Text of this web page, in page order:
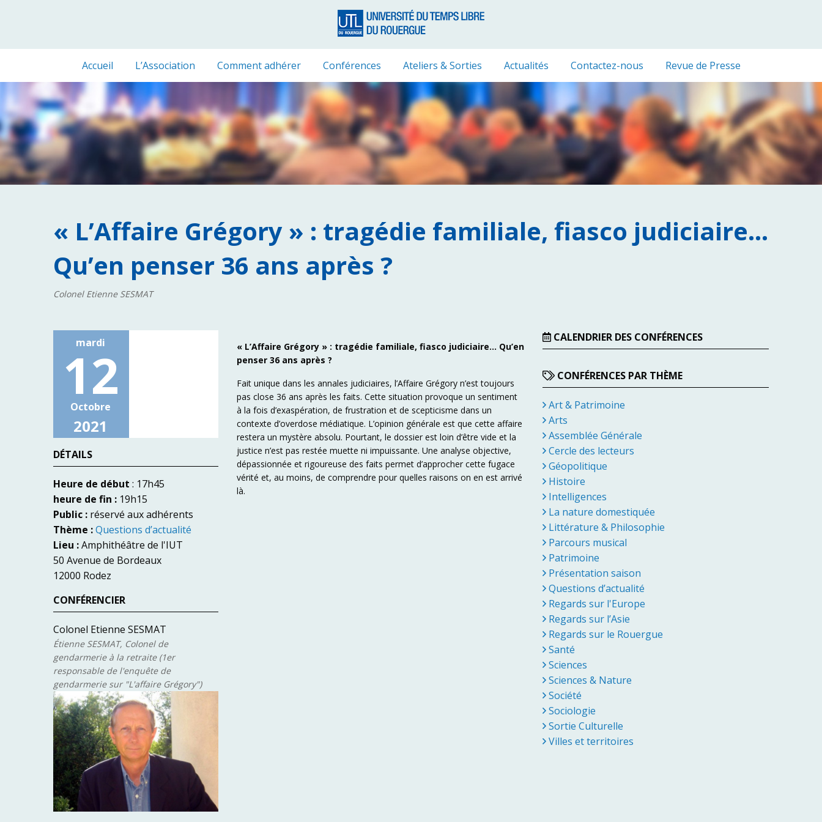
Accueil L’Association Comment adhérer Conférences Ateliers & Sorties Actualités Contactez-nous Revue de Presse
« L’Affaire Grégory » : tragédie familiale, fiasco judiciaire…
Qu’en penser 36 ans après ?
Colonel Etienne SESMAT
mardi
12
Octobre
2021
DÉTAILS
Heure de début : 17h45
heure de fin : 19h15
Public : réservé aux adhérents
Thème :Questions d’actualité
Lieu :Amphithéâtre de l'IUT
50 Avenue de Bordeaux
12000 Rodez
CONFÉRENCIER
Colonel Etienne SESMAT
Étienne SESMAT, Colonel de
gendarmerie à la retraite (1er
responsable de l'enquête de
gendarmerie sur "L'affaire Grégory")
« L’Affaire Grégory » : tragédie familiale, fiasco judiciaire… Qu’en
penser 36 ans après ?
Fait unique dans les annales judiciaires, l’Affaire Grégory n’est toujours
pas close 36 ans après les faits. Cette situation provoque un sentiment
à la fois d’exaspération, de frustration et de scepticisme dans un
contexte d’overdose médiatique. L’opinion générale est que cette affaire
restera un mystère absolu. Pourtant, le dossier est loin d’être vide et la
justice n’est pas restée muette ni impuissante. Une analyse objective,
dépassionnée et rigoureuse des faits permet d’approcher cette fugace
vérité et, au moins, de comprendre pour quelles raisons on en est arrivé
là.
CALENDRIER DES CONFÉRENCES
CONFÉRENCES PAR THÈME
Art & Patrimoine
Arts
Assemblée Générale
Cercle des lecteurs
Géopolitique
Histoire
Intelligences
La nature domestiquée
Littérature & Philosophie
Parcours musical
Patrimoine
Présentation saison
Questions d’actualité
Regards sur l'Europe
Regards sur l’Asie
Regards sur le Rouergue
Santé
Sciences
Sciences & Nature
Société
Sociologie
Sortie Culturelle
Villes et territoires